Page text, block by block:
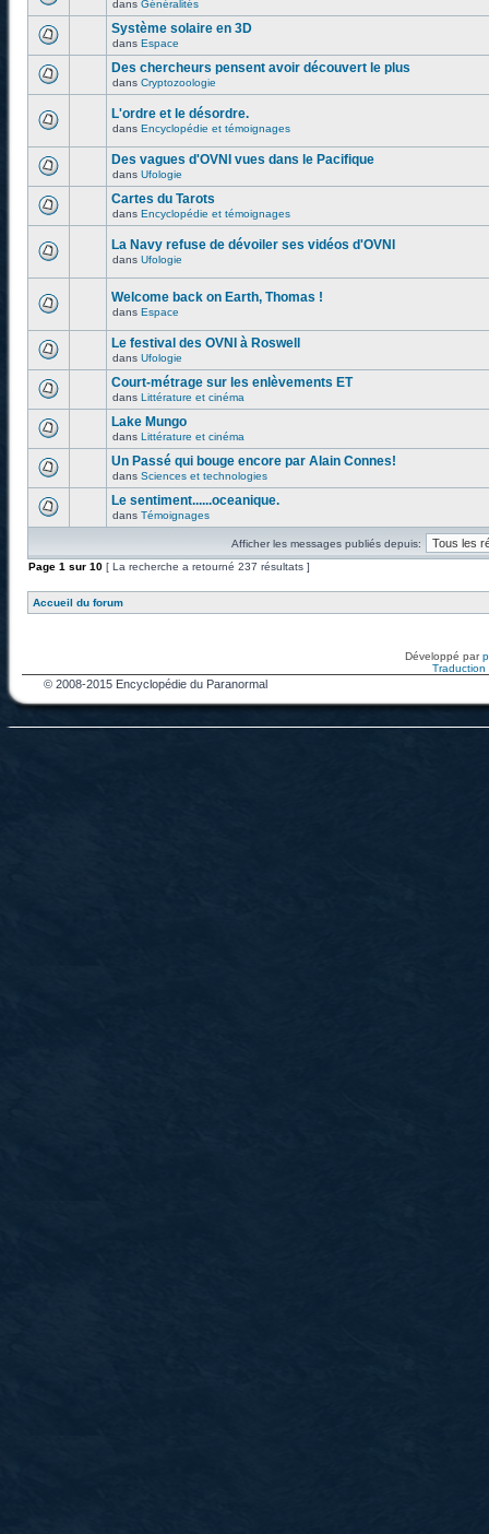
dans Généralités
Système solaire en 3D
dans Espace
Des chercheurs pensent avoir découvert le plus
dans Cryptozoologie
L'ordre et le désordre.
dans Encyclopédie et témoignages
Des vagues d'OVNI vues dans le Pacifique
dans Ufologie
Cartes du Tarots
dans Encyclopédie et témoignages
La Navy refuse de dévoiler ses vidéos d'OVNI
dans Ufologie
Welcome back on Earth, Thomas !
dans Espace
Le festival des OVNI à Roswell
dans Ufologie
Court-métrage sur les enlèvements ET
dans Littérature et cinéma
Lake Mungo
dans Littérature et cinéma
Un Passé qui bouge encore par Alain Connes!
dans Sciences et technologies
Le sentiment......oceanique.
dans Témoignages
Afficher les messages publiés depuis:
Page 1 sur 10 [ La recherche a retourné 237 résultats ]
Accueil du forum
Développé par
Traduction
© 2008-2015 Encyclopédie du Paranormal